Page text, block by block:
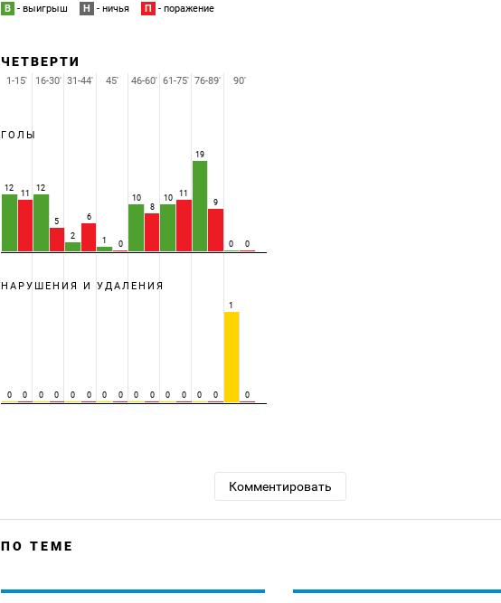
В - выигрыш Н - ничья П - поражение
ЧЕТВЕРТИ
ГОЛЫ
12
11
12
5
2
6
1 0
10
8
10 11
19
9
0 0
НАРУШЕНИЯ И УДАЛЕНИЯ
0 0 0 0 0 0 0 0 0 0 0 0 0 0
1
0
1-15' 16-30' 31-44' 45' 46-60' 61-75' 76-89' 90'
Комментировать
ПО ТЕМЕ